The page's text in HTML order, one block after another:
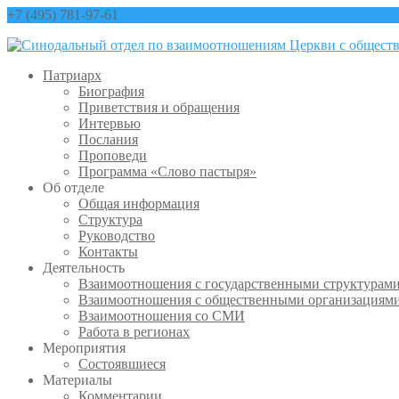
+7 (495) 781-97-61
Патриарх
Биография
Приветствия и обращения
Интервью
Послания
Проповеди
Программа «Слово пастыря»
Об отделе
Общая информация
Структура
Руководство
Контакты
Деятельность
Взаимоотношения с государственными
Взаимоотношения с общественными
Взаимоотношения со СМИ
Работа в регионах
Мероприятия
Состоявшиеся
Материалы
Комментарии